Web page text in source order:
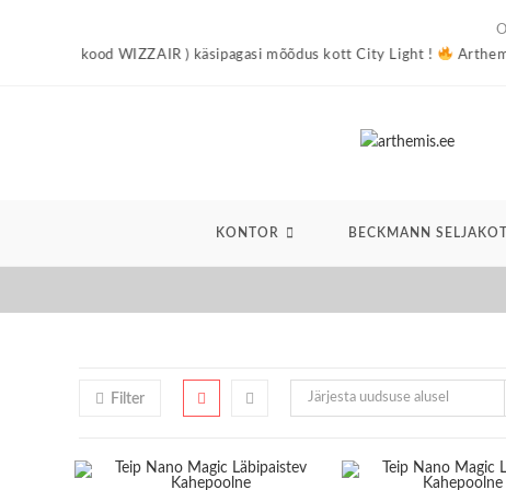
( kood WIZZAIR ) käsipagasi mõõdus kott City Light !
Arthemis
KONTOR BECKMANN
Filter Järjesta uudsuse alusel